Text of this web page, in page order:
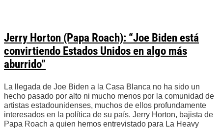
Jerry Horton (Papa Roach): “Joe Biden está
convirtiendo Estados Unidos en algo más
aburrido”
La llegada de Joe Biden a la Casa Blanca no ha sido un
hecho pasado por alto ni mucho menos por la comunidad de
artistas estadounidenses, muchos de ellos profundamente
interesados en la política de su país. Jerry Horton, bajista de
Papa Roach a quien hemos entrevistado para La Heavy